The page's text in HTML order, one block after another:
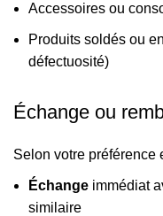
Accessoires ou
Produits soldés ou
défectuosité)
Échange ou
Selon votre préférence
Échange immédiat
similaire